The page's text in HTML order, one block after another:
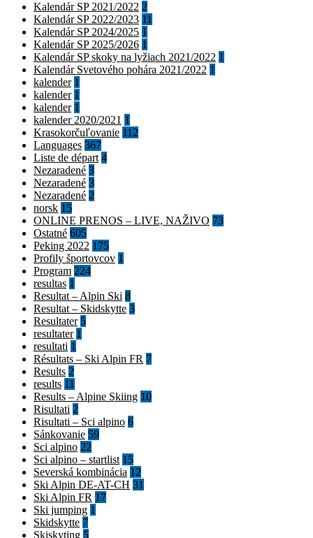
Kalendár SP 2021/2022 2
Kalendár SP 2022/2023 11
Kalendár SP 2024/2025 1
Kalendár SP 2025/2026 1
Kalendár SP skoky na lyžiach 2021/2022 1
Kalendár Svetového pohára 2021/2022 1
kalender 1
kalender 1
kalender 1
kalender 2020/2021 1
Krasokorčuľovanie 112
Languages 367
Liste de départ 4
Nezaradené 3
Nezaradené 3
Nezaradené 2
norsk 15
ONLINE PRENOS – LIVE, NAŽIVO 73
Ostatné 605
Peking 2022 175
Profily športovcov 1
Program 224
resultas 1
Resultat – Alpin Ski 8
Resultat – Skidskytte 3
Resultater 5
resultater 1
resultati 1
Résultats – Ski Alpin FR 7
Results 2
results 11
Results – Alpine Skiing 10
Risultati 2
Risultati – Sci alpino 6
Sánkovanie 59
Sci alpino 22
Sci alpino – startlist 15
Severská kombinácia 12
Ski Alpin DE-AT-CH 31
Ski Alpin FR 17
Ski jumping 1
Skidskytte 7
Skiskyting 5